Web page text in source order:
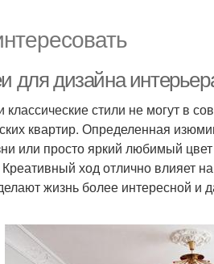
для дизайна
стили не могут в
квартир. Определенная
или просто яркий любимый цвет
ход отлично влияет
жизнь более интересной и